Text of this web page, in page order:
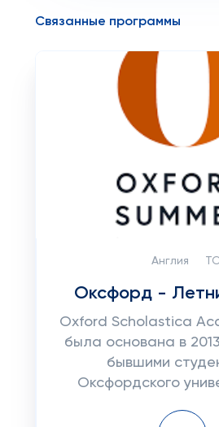
Связанные программы
Англия
Оксфорд -
Oxford Scholastica
была основана в
бывшими
Оксфордского